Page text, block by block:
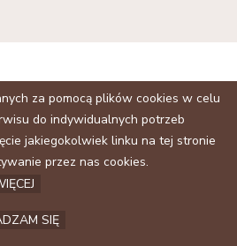
za pomocą plików cookies w celu
do indywidualnych potrzeb
jakiegokolwiek linku na tej stronie
przez nas cookies.
SIĘ